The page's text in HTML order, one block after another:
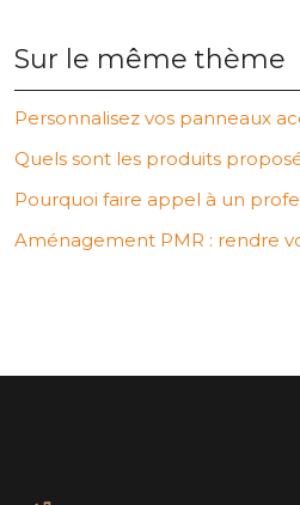
Sur le même thème
Personnalisez vos panneaux
Quels sont les produits
Pourquoi faire appel à un
Aménagement PMR : rendre